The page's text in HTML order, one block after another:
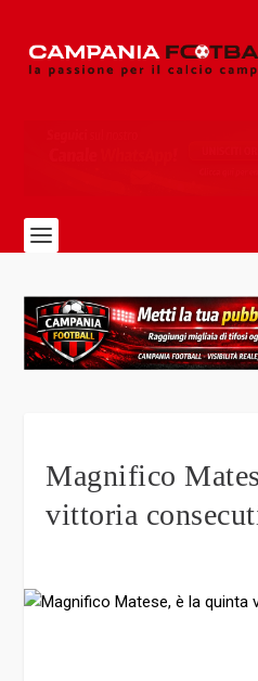
Magnifico
vittoria